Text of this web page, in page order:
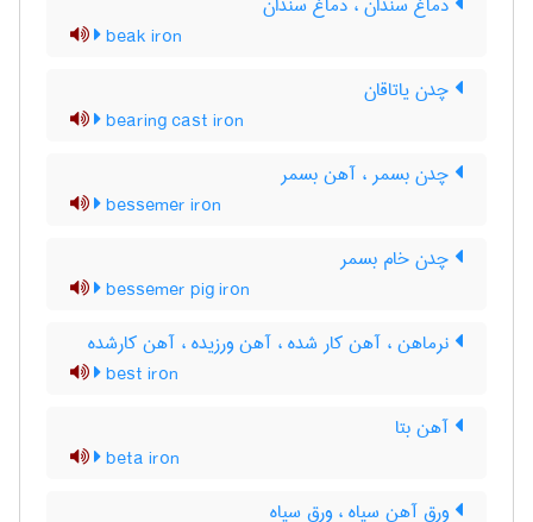
beak iron
چدن یاتاقان
bearing cast iron
چدن بسمر ، آهن بسمر
bessemer iron
چدن خام بسمر
bessemer pig iron
نرماهن ، آهن کار شده ، آهن ورزیده ، آهن کارشده
best iron
آهن بتا
beta iron
ورق آهن سیاه ، ورق سیاه